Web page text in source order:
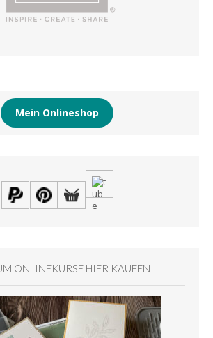
Mein Onlineshop
ONLINEKURSE HIER KAUFEN